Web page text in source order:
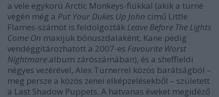
a vele egykorú Arctic Monkeys-fiúkkal (akik a turné
végén még a Put Your Dukes Up John című Little
Flames-számot is feldolgozták Leave Before The Lights
Come On maxijuk bónuszdalaként, Kane pedig
vendéggitározhatott a 2007-es Favourite Worst
Nightmare album zárószámában), és a sheffieldi
négyes vezérével, Alex Turnerrel közös barátságból –
meg persze a közös zenei elképzelésekből – született
a Last Shadow Puppets. A hatvanas éveket megidéző